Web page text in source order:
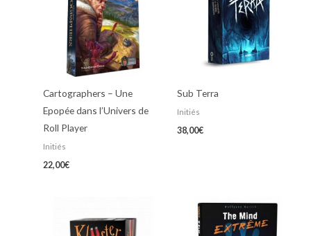
Cartographers – Une
Epopée dans l’Univers de
Roll Player
Initiés
22,00€
Sub Terra
Initiés
38,00€